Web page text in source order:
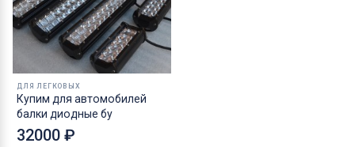
ДЛЯ ЛЕГКОВЫХ
Купим для автомобилей
балки диодные бу
32000 ₽